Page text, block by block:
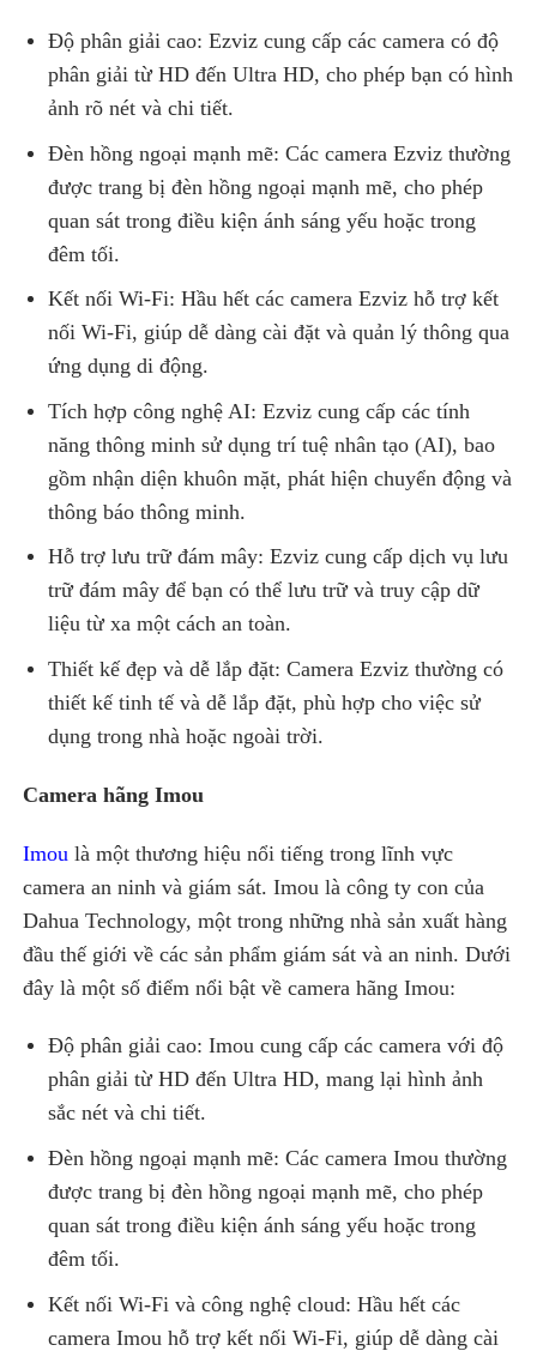
Độ phân giải cao: Ezviz cung cấp các camera có độ
phân giải từ HD đến Ultra HD, cho phép bạn có hình
ảnh rõ nét và chi tiết.
Đèn hồng ngoại mạnh mẽ: Các camera Ezviz thường
được trang bị đèn hồng ngoại mạnh mẽ, cho phép
quan sát trong điều kiện ánh sáng yếu hoặc trong
đêm tối.
Kết nối Wi-Fi: Hầu hết các camera Ezviz hỗ trợ kết
nối Wi-Fi, giúp dễ dàng cài đặt và quản lý thông qua
ứng dụng di động.
Tích hợp công nghệ AI: Ezviz cung cấp các tính
năng thông minh sử dụng trí tuệ nhân tạo (AI), bao
gồm nhận diện khuôn mặt, phát hiện chuyển động và
thông báo thông minh.
Hỗ trợ lưu trữ đám mây: Ezviz cung cấp dịch vụ lưu
trữ đám mây để bạn có thể lưu trữ và truy cập dữ
liệu từ xa một cách an toàn.
Thiết kế đẹp và dễ lắp đặt: Camera Ezviz thường có
thiết kế tinh tế và dễ lắp đặt, phù hợp cho việc sử
dụng trong nhà hoặc ngoài trời.
Camera hãng Imou
Imou là một thương hiệu nổi tiếng trong lĩnh vực
camera an ninh và giám sát. Imou là công ty con của
Dahua Technology, một trong những nhà sản xuất hàng
đầu thế giới về các sản phẩm giám sát và an ninh. Dưới
đây là một số điểm nổi bật về camera hãng Imou:
Độ phân giải cao: Imou cung cấp các camera với độ
phân giải từ HD đến Ultra HD, mang lại hình ảnh
sắc nét và chi tiết.
Đèn hồng ngoại mạnh mẽ: Các camera Imou thường
được trang bị đèn hồng ngoại mạnh mẽ, cho phép
quan sát trong điều kiện ánh sáng yếu hoặc trong
đêm tối.
Kết nối Wi-Fi và công nghệ cloud: Hầu hết các
camera Imou hỗ trợ kết nối Wi-Fi, giúp dễ dàng cài